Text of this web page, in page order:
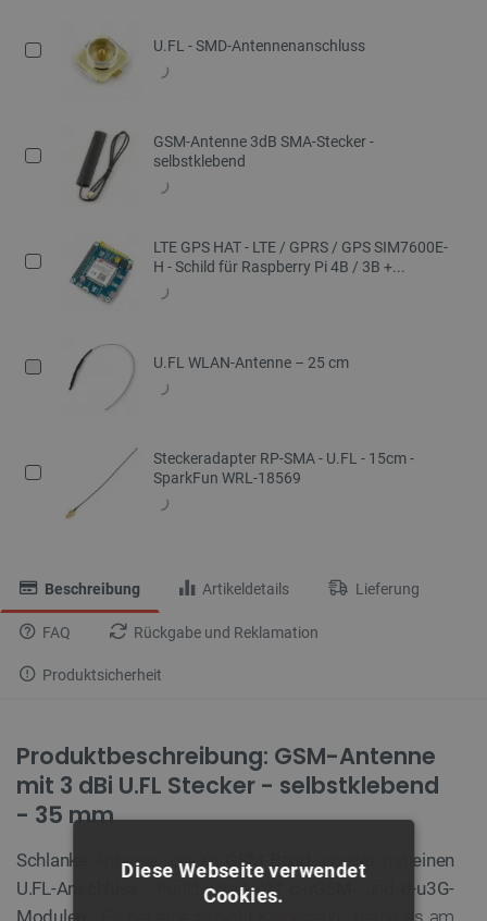
U.FL - SMD-Antennenanschluss
GSM-Antenne 3dB SMA-Stecker -
selbstklebend
LTE GPS HAT - LTE / GPRS / GPS SIM7600E-
H - Schild für Raspberry Pi 4B / 3B +...
U.FL WLAN-Antenne – 25 cm
Steckeradapter RP-SMA - U.FL - 15cm -
SparkFun WRL-18569
Beschreibung Artikeldetails Lieferung
FAQ Rückgabe und Reklamation
Produktsicherheit
Produktbeschreibung: GSM-Antenne
mit 3 dBi U.FL Stecker - selbstklebend
- 35 mm
Schlanke Antenne , die im GSM-Band arbeitet, hat einen
U.FL-Anschluss
. Funktioniert mit
d-u3G-
Modulen
, damit es am
Diese Webseite verwendet
Cookies.